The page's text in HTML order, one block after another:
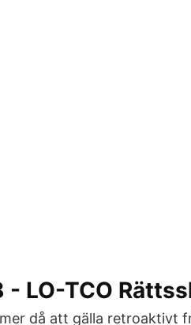
LO-TCO
då att gälla retroaktivt